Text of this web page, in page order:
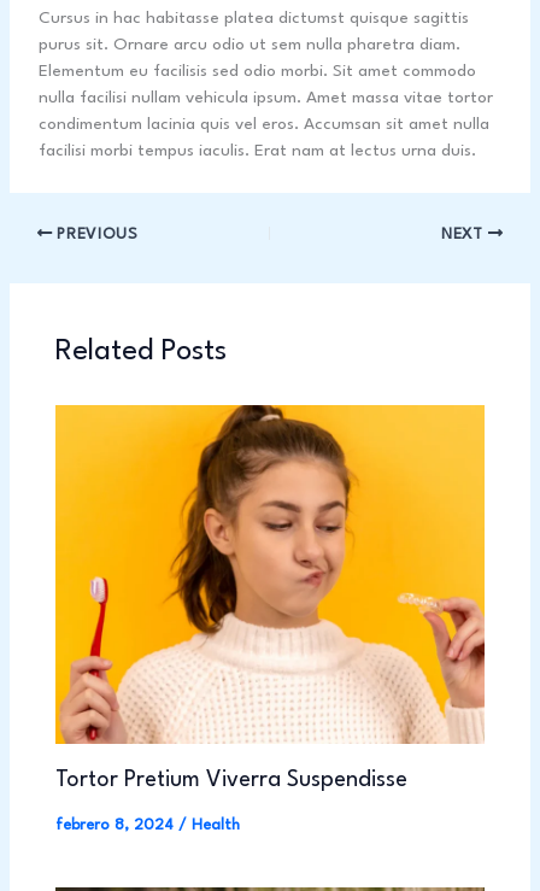
Cursus in hac habitasse platea dictumst quisque sagittis
purus sit. Ornare arcu odio ut sem nulla pharetra diam.
Elementum eu facilisis sed odio morbi. Sit amet commodo
nulla facilisi nullam vehicula ipsum. Amet massa vitae tortor
condimentum lacinia quis vel eros. Accumsan sit amet nulla
facilisi morbi tempus iaculis. Erat nam at lectus urna duis.
PREVIOUS NEXT
Related Posts
Tortor Pretium Viverra Suspendisse
febrero 8, 2024 / Health